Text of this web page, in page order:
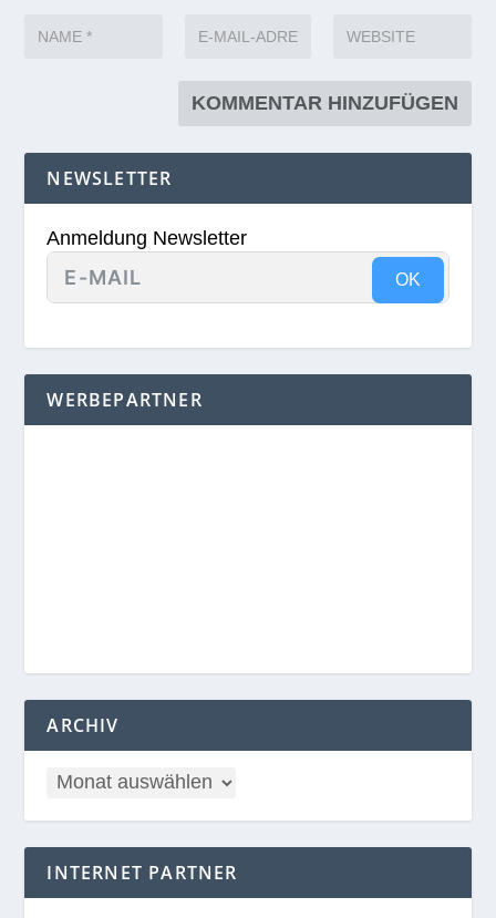
NEWSLETTER
Anmeldung Newsletter
OK
WERBEPARTNER
ARCHIV
INTERNET PARTNER